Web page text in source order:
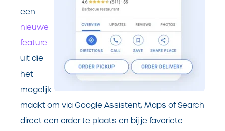
een
nieuwe
feature
uit die
het
mogelijk
maakt om via Google Assistent, Maps of Search
direct een order te plaats en bij je favoriete